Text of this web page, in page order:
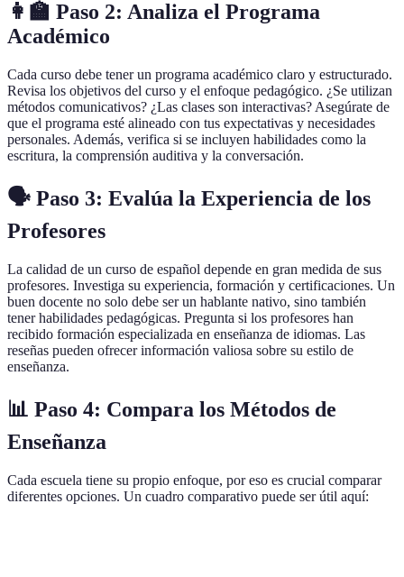
👩‍🏫 Paso 2: Analiza el Programa
Académico
Cada curso debe tener un programa académico claro y estructurado.
Revisa los objetivos del curso y el enfoque pedagógico. ¿Se utilizan
métodos comunicativos? ¿Las clases son interactivas? Asegúrate de
que el programa esté alineado con tus expectativas y necesidades
personales. Además, verifica si se incluyen habilidades como la
escritura, la comprensión auditiva y la conversación.
🗣️ Paso 3: Evalúa la Experiencia de los
Profesores
La calidad de un curso de español depende en gran medida de sus
profesores. Investiga su experiencia, formación y certificaciones. Un
buen docente no solo debe ser un hablante nativo, sino también
tener habilidades pedagógicas. Pregunta si los profesores han
recibido formación especializada en enseñanza de idiomas. Las
reseñas pueden ofrecer información valiosa sobre su estilo de
enseñanza.
📊 Paso 4: Compara los Métodos de
Enseñanza
Cada escuela tiene su propio enfoque, por eso es crucial comparar
diferentes opciones. Un cuadro comparativo puede ser útil aquí: